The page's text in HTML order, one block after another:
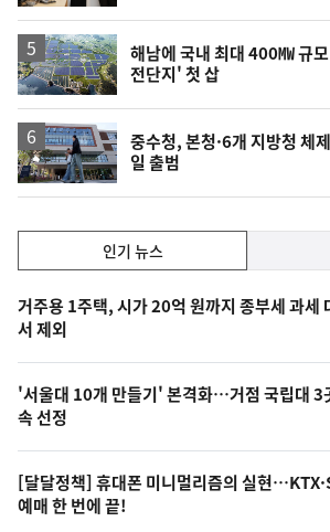
해남에 국내 최대 400㎿ 규
전단지' 첫 삽
중수청, 본청·6개 지방청 체
일 출범
기,
최
신,
오
늘
의
영
상
인기 뉴스
인
기
뉴
스
거주용 1주택, 시가 20억 원까지 종부세 과세
서 제외
'서울대 10개 만들기' 본격화…거점 국립대 3
속 선정
[달달정책] 휴대폰 미니멀리즘의 실현
예매 한 번에 끝!